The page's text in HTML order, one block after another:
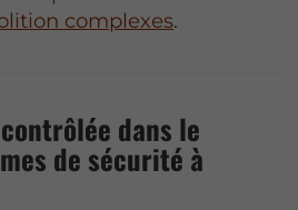
complexes.
dans le
de sécurité à